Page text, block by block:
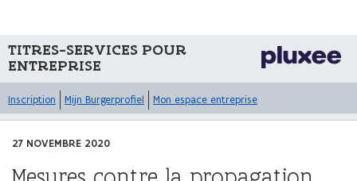
TITRES-SERVICES POUR
ENTREPRISE
Inscription Mijn Burgerprofiel Mon espace entreprise
27 NOVEMBRE 2020